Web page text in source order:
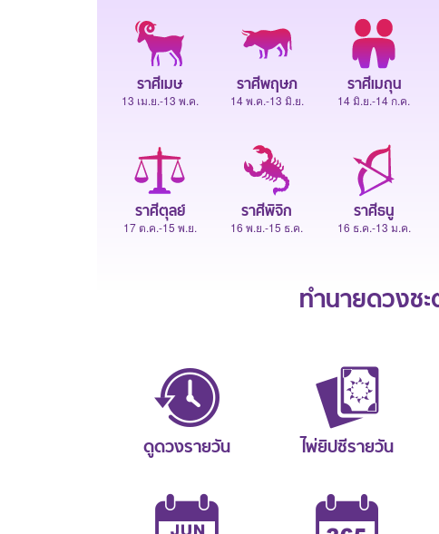
ราศีเมษ
13 เม.ย.-13 พ.ค.
ราศีพฤษภ
14 พ.ค.-13 มิ.ย.
ราศีเมถุน
14 มิ.ย.-14 ก.ค.
ราศีตุลย์
17 ต.ค.-15 พ.ย.
ราศีพิจิก
16 พ.ย.-15 ธ.ค.
ราศีธนู
16 ธ.ค.-13 ม.ค.
ทำนายดวงช
ดูดวงรายวัน ไพ่ยิปซีรายวัน